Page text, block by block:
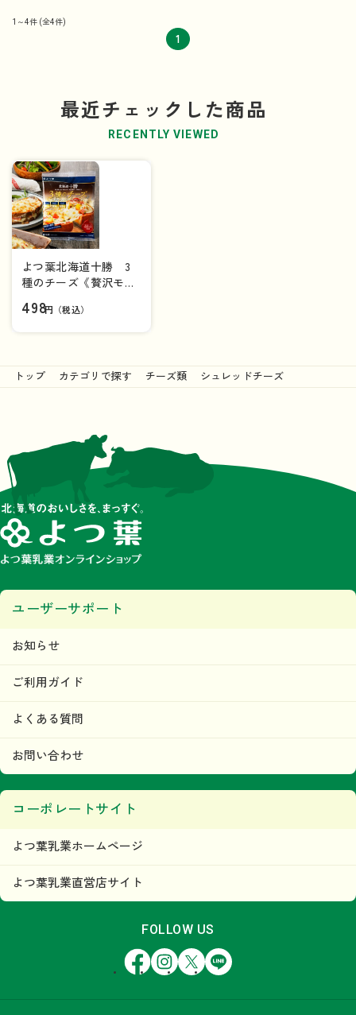
1～4件 (全4件)
1
最近チェックした商品
RECENTLY VIEWED
よつ葉北海道十勝 3
種のチーズ《贅沢モッ
120g
498円（税込）
トップ カテゴリで探す チーズ類 シュレッドチーズ
ユーザーサポート
お知らせ
ご利用ガイド
よくある質問
お問い合わせ
コーポレートサイト
よつ葉乳業ホームページ
よつ葉乳業直営店サイト
FOLLOW US
FacebookInstagram
X LINE